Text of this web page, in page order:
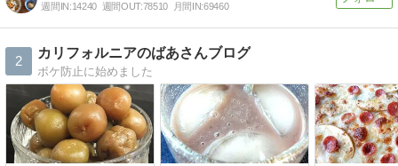
週間IN:14240 週間OUT:78510 月間IN:69460
2
カリフォルニアのばあさんブログ
ボケ防止に始めました